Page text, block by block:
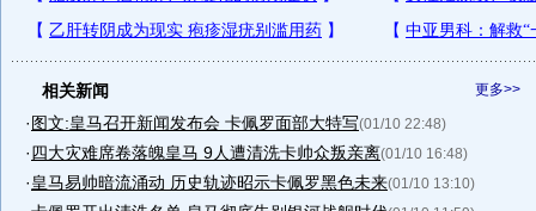
更多>>
相关新闻
·图文:皇马召开新闻发布会 卡佩罗面部大特写(01/10 22:48)
·四大灾难席卷落魄皇马 9人遭清洗卡帅众叛亲离(01/10 16:48)
·皇马易帅暗流涌动 历史轨迹昭示卡佩罗黑色未来(01/10 13:10)